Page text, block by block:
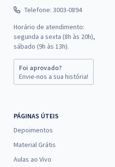
Telefone: 3003-0894
Horário de atendimento:
segunda a sexta (8h às 20h),
sábado (9h às 13h).
Foi aprovado?
Envie-nos a sua história!
PÁGINAS ÚTEIS
Depoimentos
Material Grátis
Aulas ao Vivo